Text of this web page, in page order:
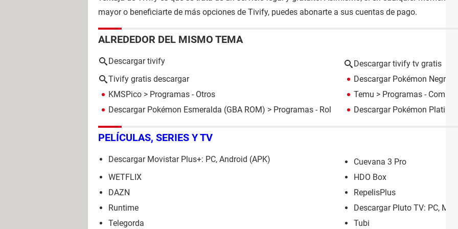
mayor o beneficiarte de más opciones de Tivify, puedes abonarte a sus cuentas de pago.
ALREDEDOR DEL MISMO TEMA
Descargar tivify
Descargar tivify tv gratis
Tivify gratis descargar
Descargar Pokémon Negro
KMSPico > Programas - Otros Temu > Programas - Compras
Descargar Pokémon Esmeralda (GBA ROM) > Programas - Rol Descargar Pokémon Platino
PELÍCULAS, SERIES Y TV
Descargar Movistar Plus+: PC, Android (APK)
Cuevana 3 Pro
WETFLIX
HDO Box
DAZN
RepelisPlus
Runtime
Descargar Pluto TV: PC,
Telegorda
Tubi